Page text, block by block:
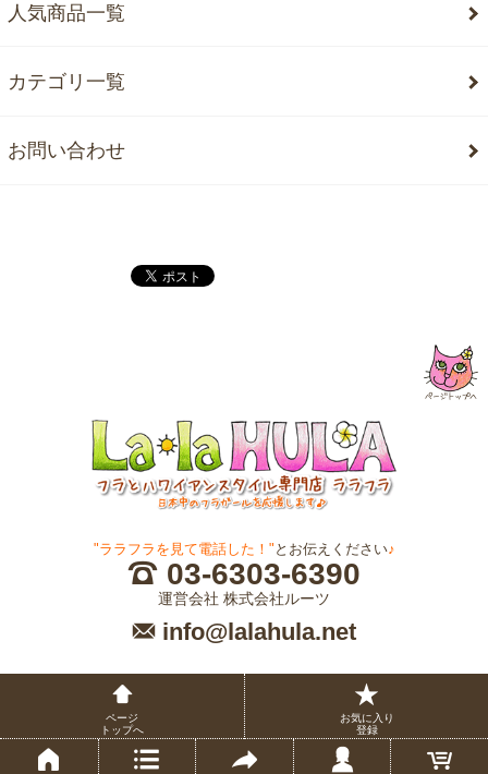
人気商品一覧
カテゴリ一覧
お問い合わせ
"ララフラを見て電話した！" とお伝えください♪
03-6303-6390
運営会社 株式会社ルーツ
info@lalahula.net
ページ
トップへ
お気に入り
登録